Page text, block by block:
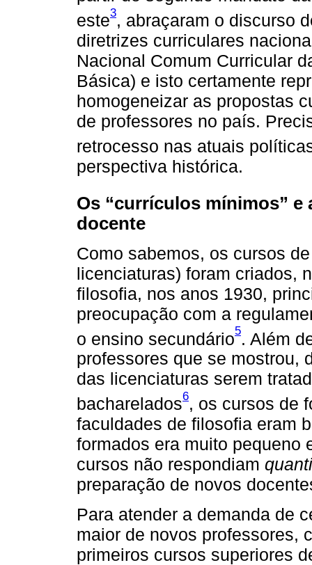
este3, abraçaram o discurso
diretrizes curriculares
Nacional Comum Curricular
Básica) e isto certamente
homogeneizar as propostas
de professores no país.
retrocesso nas atuais
perspectiva histórica.
Os “currículos mínimos” e
docente
Como sabemos, os cursos
licenciaturas) foram criados,
filosofia, nos anos 1930,
preocupação com a
o ensino secundário5. Além
professores que se mostrou,
das licenciaturas serem
bacharelados6, os cursos de
faculdades de filosofia eram
formados era muito pequeno
cursos não respondiam
preparação de novos
Para atender a demanda de
maior de novos professores,
primeiros cursos superiores